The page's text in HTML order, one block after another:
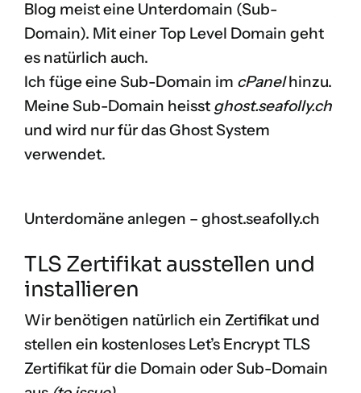
Blog meist eine Unterdomain (Sub-
Domain). Mit einer Top Level Domain geht
es natürlich auch.
Ich füge eine Sub-Domain im cPanelhinzu.
Meine Sub-Domain heisst ghost.seafolly.ch
und wird nur für das Ghost System
verwendet.
Unterdomäne anlegen – ghost.seafolly.ch
TLS Zertifikat ausstellen und
installieren
Wir benötigen natürlich ein Zertifikat und
stellen ein kostenloses Let’s Encrypt TLS
Zertifikat für die Domain oder Sub-Domain